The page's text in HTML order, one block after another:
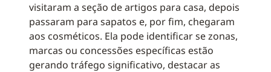
visitaram a seção de artigos para casa, depois
passaram para sapatos e, por fim, chegaram
aos cosméticos. Ela pode identificar se zonas,
marcas ou concessões específicas estão
gerando tráfego significativo, destacar as